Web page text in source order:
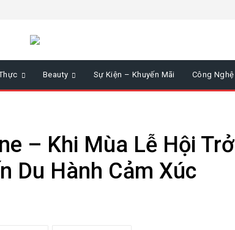
Beauty Sự Kiện – Khuyến Mãi Công Nghệ
– Khi Mùa Lễ Hội Trở
Du Hành Cảm Xúc